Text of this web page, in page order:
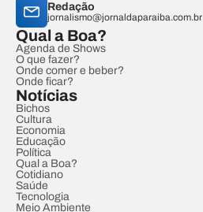
Redação
jornalismo@jornaldaparaiba.com.br
Qual a Boa?
Agenda de Shows
O que fazer?
Onde comer e beber?
Onde ficar?
Notícias
Bichos
Cultura
Economia
Educação
Política
Qual a Boa?
Cotidiano
Saúde
Tecnologia
Meio Ambiente